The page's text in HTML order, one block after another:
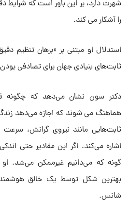
شهرت دارد، بر این باور است که
را آشکار می کند.
استدلال او مبتنی بر «برهان تنظیم
ثابت‌های بنیادی جهان برای تصادفی
دکتر سون نشان می‌دهد که چگونه
هماهنگ می شوند که اجازه می‌دهد
ثابت‌هایی مانند نیروی گرانش،
اشاره می‌کند. اگر این مقادیر حتی
گونه که می‌دانیم غیرممکن می‌شد.
بهترین شکل توسط یک خالق
شانس.